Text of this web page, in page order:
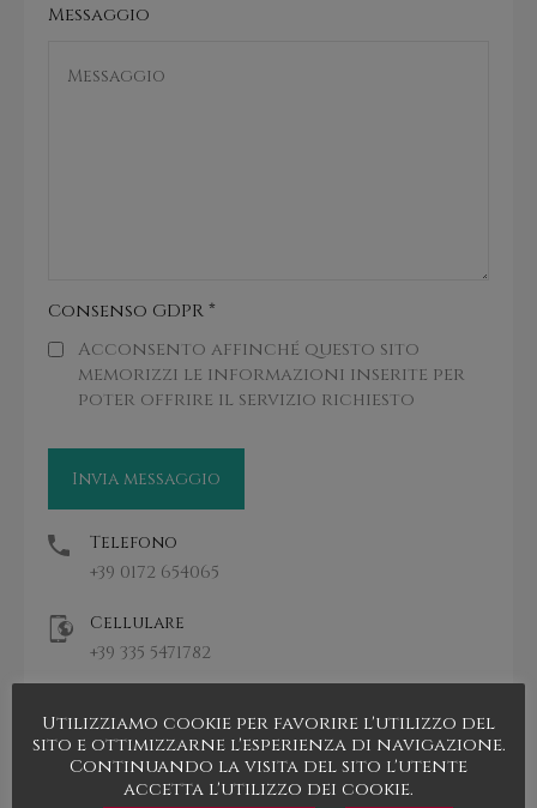
Messaggio
Consenso GDPR*
Acconsento affinché questo sito
memorizzi le informazioni inserite per
poter offrire il servizio richiesto
Telefono
+39 0172 654065
Cellulare
+39 335 5471782
info@benesecase.it
Indirizzo
Utilizziamo cookie per favorire l'utilizzo del
sito e ottimizzarne l'esperienza di navigazione.
Continuando la visita del sito l'utente
accetta l'utilizzo dei cookie.